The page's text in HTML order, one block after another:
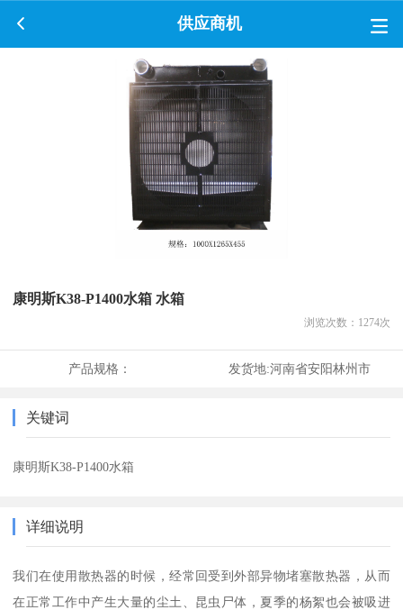
供应商机
康明斯K38-P1400水箱 水箱
浏览次数： 1274次
产品规格： 发货地:河南省安阳林州市
关键词
康明斯K38-P1400水箱
详细说明
我们在使用散热器的时候，经常回受到外部异物堵塞散热器，从而
在正常工作中产生大量的尘土、昆虫尸体，夏季的杨絮也会被吸进